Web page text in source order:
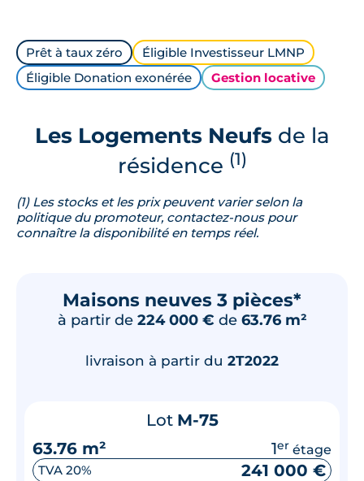
Prêt à taux zéro
Éligible Investisseur LMNP
Éligible Donation exonérée
Gestion locative
Les Logements Neufsde la
résidence (1)
(1) Les stocks et les prix peuvent varier selon la
politique du promoteur, contactez-nous pour
connaître la disponibilité en temps réel.
Maisons neuves 3 pièces*
à partir de 224 000 € de 63.76 m²
livraison à partir du 2T2022
Lot M-75
63.76 m²
1er étage
TVA 20% 241 000 €